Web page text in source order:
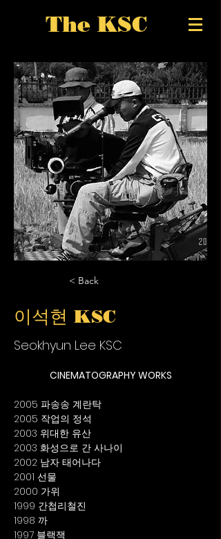
The KSC
< Back
이석현 KSC
Seokhyun Lee KSC
CINEMATOGRAPHY WORKS
2005 파송송 계란탁
2005 작업의 정석
2003 위대한 유산
2003 화성으로 간 사나이
2002 남자 태어나다
2001 선물
2000 가위
1999 간첩리철진
1998 까
1997 블랙잭